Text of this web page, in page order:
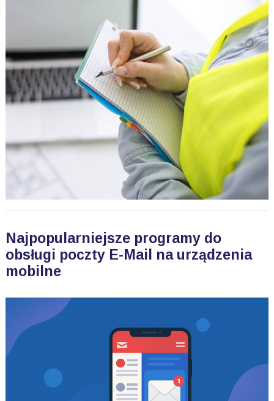
Najpopularniejsze programy do
obsługi poczty E-Mail na urządzenia
mobilne